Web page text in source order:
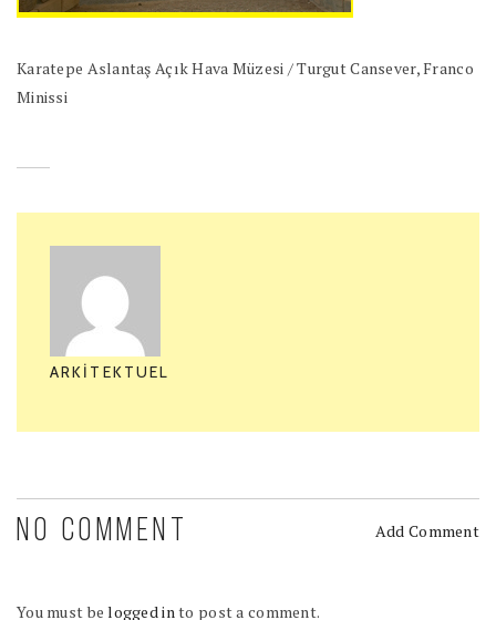
Karatepe Aslantaş Açık Hava Müzesi / Turgut Cansever, Franco
Minissi
ARKITEKTUEL
NO COMMENT Add Comment
You must belogged in to post a comment.